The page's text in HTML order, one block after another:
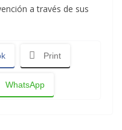
a través de sus
Print
WhatsApp